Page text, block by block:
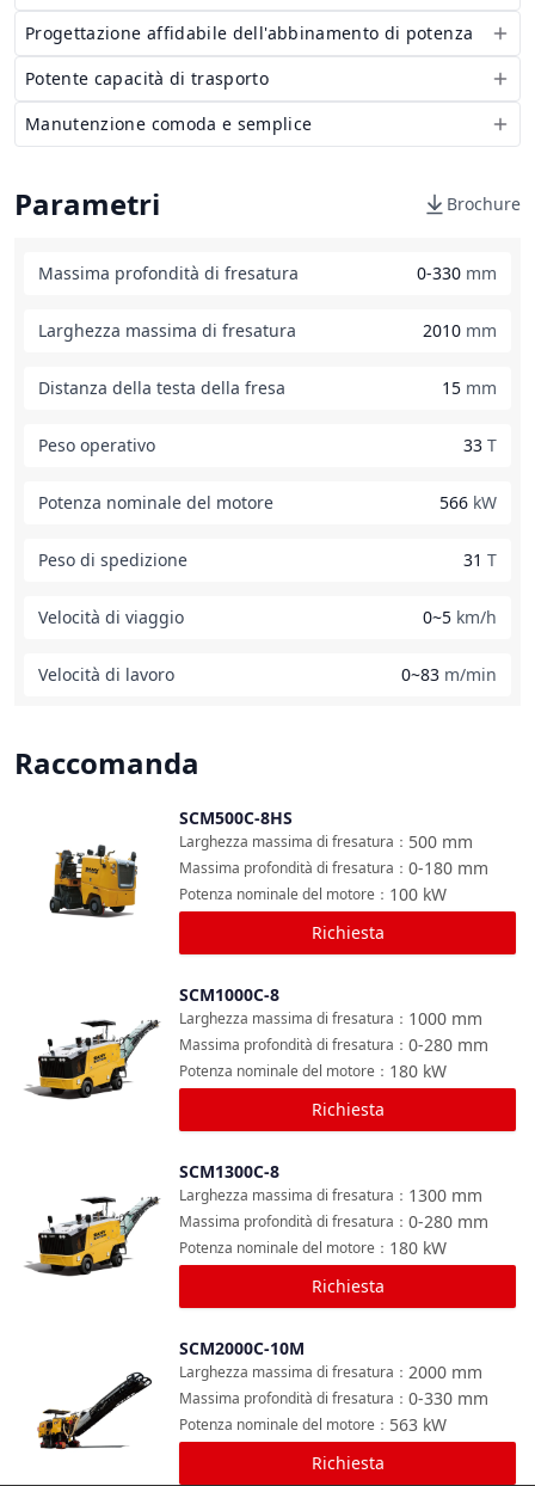
Progettazione affidabile dell'abbinamento di potenza
Potente capacità di trasporto
Manutenzione comoda e semplice
Parametri Brochure
Massima profondità di fresatura 0-330 mm
Larghezza massima di fresatura 2010 mm
Distanza della testa della fresa 15 mm
Peso operativo 33 T
Potenza nominale del motore 566 kW
Peso di spedizione 31 T
Velocità di viaggio 0~5 km/h
Velocità di lavoro 0~83 m/min
Raccomanda
SCM500C-8HS
500 mm
Larghezza massima di fresatura ：
0-180 mm
Massima profondità di fresatura ：
100 kW
Potenza nominale del motore ：
Richiesta
SCM1000C-8
1000 mm
Larghezza massima di fresatura ：
0-280 mm
Massima profondità di fresatura ：
180 kW
Potenza nominale del motore ：
Richiesta
SCM1300C-8
1300 mm
Larghezza massima di fresatura ：
0-280 mm
Massima profondità di fresatura ：
180 kW
Potenza nominale del motore ：
Richiesta
SCM2000C-10M
2000 mm
Larghezza massima di fresatura ：
0-330 mm
Massima profondità di fresatura ：
563 kW
Potenza nominale del motore ：
Richiesta